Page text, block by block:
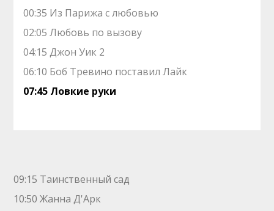
00:35 Из Парижа с любовью
02:05 Любовь по вызову
04:15 Джон Уик 2
06:10 Боб Тревино поставил Лайк
07:45 Ловкие руки
09:15 Таинственный сад
10:50 Жанна Д'Арк